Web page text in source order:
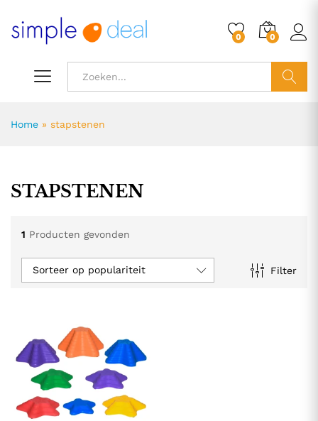
0 0
Home » stapstenen
STAPSTENEN
1 Producten gevonden
Filter
Sorteer op populariteit